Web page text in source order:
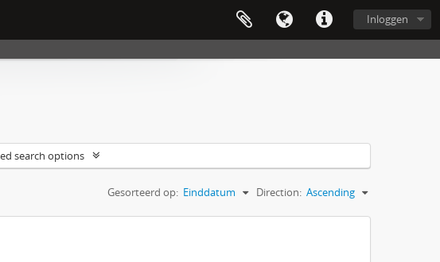
Inloggen
search options
Gesorteerd op: Einddatum Direction: Ascending